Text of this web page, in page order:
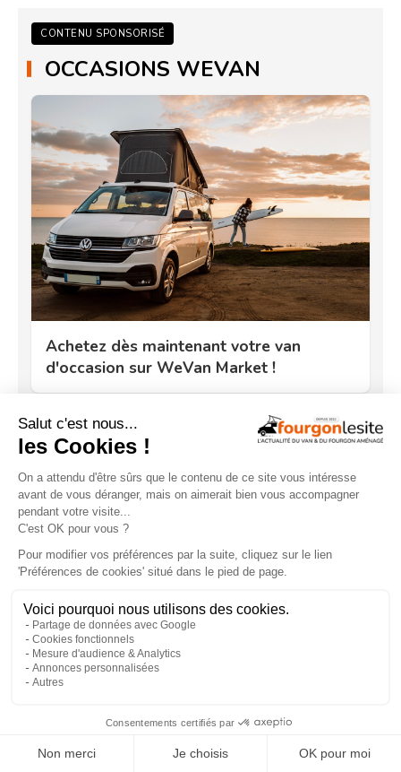
CONTENU SPONSORISÉ
OCCASIONS WEVAN
Achetez dès maintenant votre van
d'occasion sur WeVan Market !
ACTUALITÉS
aménagement familial sur Volkswagen